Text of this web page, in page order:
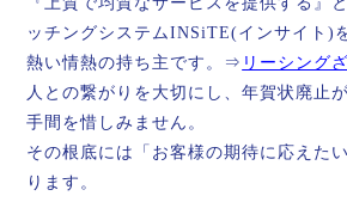
ッチングシステムINSiTE(インサイト)
熱い情熱の持ち主です。⇒ リーシング
人との繋がりを大切にし、年賀状廃止
手間を惜しみません。
その根底には「お客様の期待に応えた
ります。